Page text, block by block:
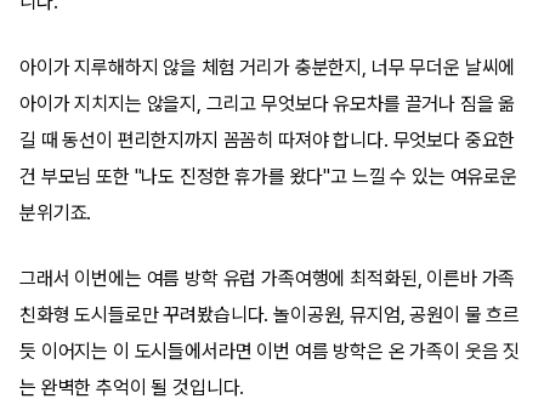
아이가 지루해하지 않을 체험 거리가 충분한지, 너무 무더운 날씨에
아이가 지치지는 않을지, 그리고 무엇보다 유모차를 끌거나 짐을 옮
길 때 동선이 편리한지까지 꼼꼼히 따져야 합니다. 무엇보다 중요한
건 부모님 또한 "나도 진정한 휴가를 왔다"고 느낄 수 있는 여유로운
분위기죠.
그래서 이번에는 여름 방학 유럽 가족여행에 최적화된, 이른바 가족
친화형 도시들로만 꾸려봤습니다. 놀이공원, 뮤지엄, 공원이 물 흐르
듯 이어지는 이 도시들에서라면 이번 여름 방학은 온 가족이 웃음 짓
는 완벽한 추억이 될 것입니다.